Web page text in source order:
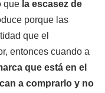
que la escasez de
porque las
que el
entonces cuando a
que está en el
a comprarlo y no